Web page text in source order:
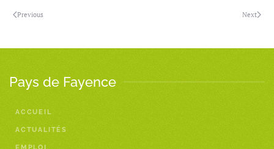
Previous Next
Pays de Fayence
ACCUEIL
ACTUALITÉS